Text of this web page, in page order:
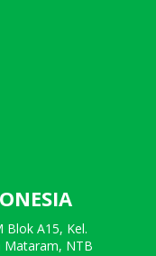
Blok A15, Kel.
Mataram, NTB